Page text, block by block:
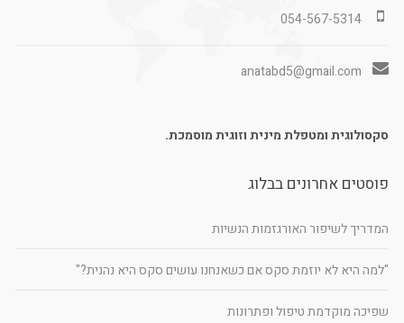
054-567-5314
anatabd5@gmail.com
סקסולוגית ומטפלת מינית וזוגית מוסמכת.
פוסטים אחרונים בבלוג
המדריך לשיפור האורגזמות הנשיות
"למה היא לא יוזמת סקס אם כשאנחנו עושים סקס היא נהנית?"
שפיכה מוקדמת טיפול ופתרונות